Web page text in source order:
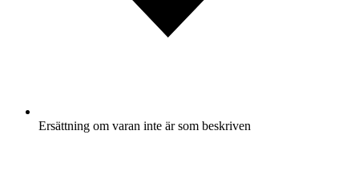
Ersättning om varan inte är som beskriven